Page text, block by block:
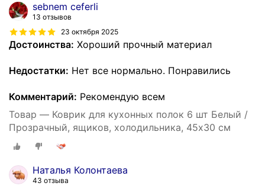
sebnem ceferli
13 отзывов
23 октября 2025
Достоинства: Хороший прочный материал
Недостатки: Нет все нормально. Понравились
Комментарий: Рекомендую всем
Товар — Коврик для кухонных полок 6 шт Белый /
Прозрачный, ящиков, холодильника, 45х30 см
Наталья Колонтаева
43 отзыва